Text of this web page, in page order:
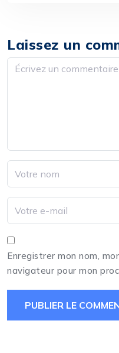
Laissez un
Enregistrer mon nom,
navigateur pour mon